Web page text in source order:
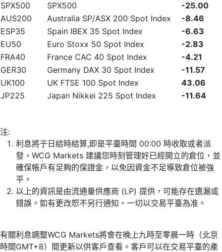
SPX500
SPX500
-25.00
AUS200
Australia SP/ASX 200 Spot Index
-8.46
ESP35
Spain IBEX 35 Spot Index
-6.63
EU50
Euro Stoxx 50 Spot Index
-2.83
FRA40
France CAC 40 Spot Index
-4.21
GER30
Germany DAX 30 Spot Index
-11.57
UK100
UK FTSE 100 Spot Index
43.06
JP225
Japan Nikkei 225 Spot Index -11.64
注:
利息將于日結時結算,即是平臺時間 00:00 時收取或者派
發，WCG Markets 建議您時刻管理好已經開立的倉位，並
確保帳戶有足夠的保證金，以免因資金不足導致倉位被強
平。
以上的資訊是由流通量供應商 (LP) 提供，可能存在遺漏或
錯誤。如有更改恕不另行通知，一切以交易平臺為准。
有關利息調整WCG Markets將會在晚上九時至零晨一時（北京
時間GMT+8）間更新以供客戶查看。客戶可以在交易平臺的產